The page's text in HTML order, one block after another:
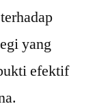
yang
efektif